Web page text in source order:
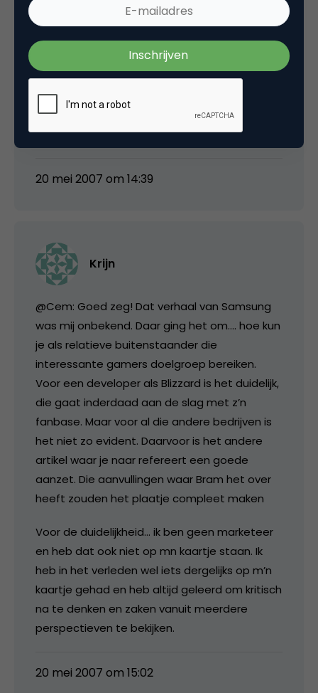
voor events en LAN parties 6. in-game
advertising 7. in-game commerce.
Kun je over de duim inschatten wat een goed
instap modelletje is voor sukkels zoal Krijn die
het allemaal niet zelf uit willen zoeken (zoals
ik)?
20 mei 2007 om 14:39
Krijn
@Cem: Goed zeg! Dat verhaal van Samsung
was mij onbekend. Daar ging het om…. hoe kun
je als relatieve buitenstaander die
interessante gamers doelgroep bereiken.
Voor een developer als Blizzard is het duidelijk,
die gaat inderdaad aan de slag met z’n
fanbase. Maar voor al die andere bedrijven is
het niet zo evident. Daarvoor is het andere
artikel waar je naar refereert een goede
aanzet. Die aanvullingen waar Bram het over
heeft zouden het plaatje compleet maken
Voor de duidelijkheid… ik ben geen marketeer
en heb dat ook niet op mn kaartje staan. Ik
heb in het verleden wel iets dergelijks op m’n
kaartje gehad en heb altijd geleerd om kritisch
na te denken en zaken vanuit meerdere
perspectieven te bekijken.
20 mei 2007 om 15:02